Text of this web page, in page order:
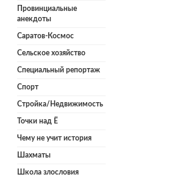
Провинциальные
анекдоты
Саратов-Космос
Сельское хозяйство
Специальный репортаж
Спорт
Стройка/Недвижимость
Точки над Ё
Чему не учит история
Шахматы
Школа злословия